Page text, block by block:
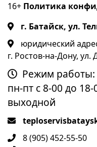
16+ Политика
г. Батайск, ул.
юридический
г. Ростов-на-Дону, ул.
Режим работы:
пн-пт с 8-00 до
выходной
8 (905) 452-55-50